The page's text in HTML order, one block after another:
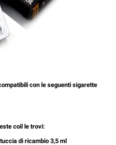
con le seguenti sigarette
coil le trovi:
di ricambio 3,5 ml